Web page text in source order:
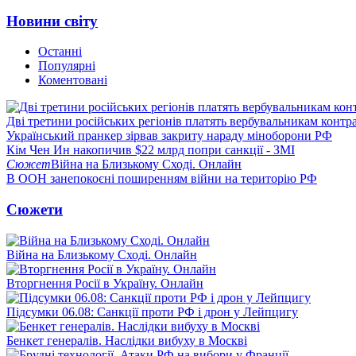
Новини світу
Останні
Популярні
Коментовані
Дві третини російських регіонів платять вербувальникам
Український пранкер зірвав закриту нараду міноборони РФ
Кім Чен Ин накопичив $22 млрд попри санкції - ЗМІ
СюжетВійна на Близькому Сході. Онлайн
В ООН занепокоєні поширенням війни на територію РФ
Сюжети
Війна на Близькому Сході. Онлайн
Вторгнення Росії в Україну. Онлайн
Підсумки 06.08: Санкції проти РФ і дрон у Лейпцигу
Бенкет генералів. Наслідки вибуху в Москві